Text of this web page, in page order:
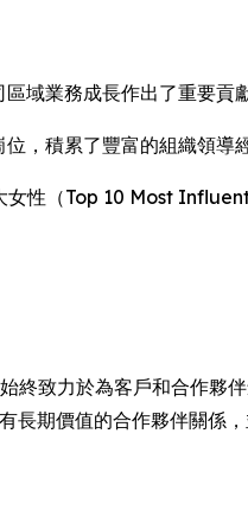
域業務成長作出了重要貢獻
，積累了豐富的組織領導經
女性（Top 10 Most
終致力於為客戶和合作夥
長期價值的合作夥伴關係